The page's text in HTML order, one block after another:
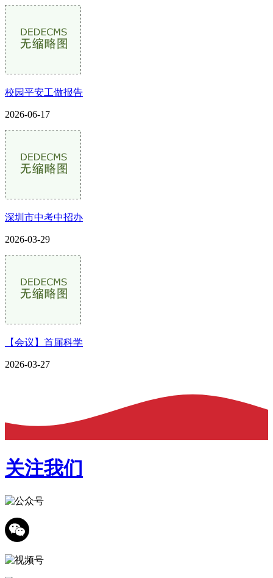
校园平安工做报告
2026-06-17
深圳市中考中招办
2026-03-29
【会议】首届科学
2026-03-27
关注我们